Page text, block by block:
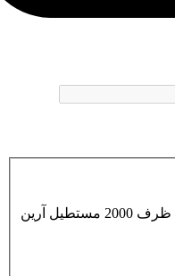
/ ظرف 2000 مستطیل آرین